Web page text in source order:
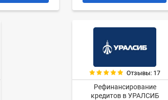
Отзывы: 17
Рефинансирование
кредитов в УРАЛСИБ